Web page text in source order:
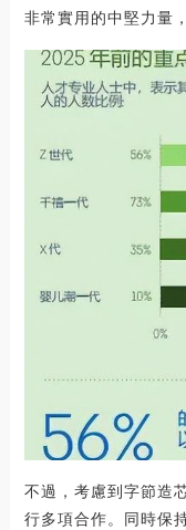
非常實用的中堅力量
不過，考慮到字節造
行多項合作。同時保